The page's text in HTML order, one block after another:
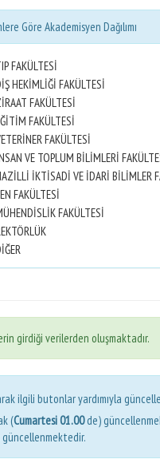
Göre Akademisyen Dağılımı
FAKÜLTESİ
HEKİMLİĞİ FAKÜLTESİ
FAKÜLTESİ
FAKÜLTESİ
FAKÜLTESİ
VE TOPLUM BİLİMLERİ
FAKÜLTESİ
FAKÜLTESİ
girdiği verilerden oluşmaktadır.
ilgili butonlar yardımıyla
(Cumartesi 01.00de)